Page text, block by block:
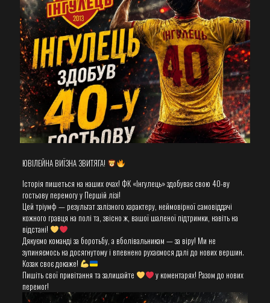
ЮВІЛЕЙНА ВИЇЗНА ЗВИТЯГА!
​Історія пишеться на наших очах! ФК «Інгулець» здобуває свою 40-ву
гостьову перемогу у Першій лізі!
​Цей тріумф — результат залізного характеру, неймовірної самовіддачі
кожного гравця на полі та, звісно ж, вашої шаленої підтримки, навіть на
відстані!
​Дякуємо команді за боротьбу, а вболівальникам — за віру! Ми не
зупиняємось на досягнутому і впевнено рухаємося далі до нових вершин.
​Козак своє докаже!
​Пишіть свої привітання та залишайте
у коментарях! Разом до нових
перемог!